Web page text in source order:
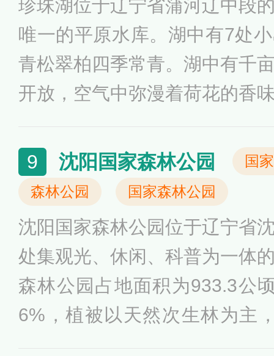
台、4条休闲长廊、3处停车
瓣，湖面上可乘游船，湖边设
珍珠湖位于辽宁省蒲河辽中段
唯一的平原水库。湖中有7处
青松翠柏四季常青。湖中有千
开放，空气中弥漫着荷花的香
假存、文化艺术展等。湿地体
地为主，让游客体验湿地环境
科普的展馆。水上世界让游人
上，并设有水上赛事区。这里
好去处。
9 沈阳国家森林公园
国
森林公园
国家森林公园
沈阳国家森林公园位于辽宁省
处集观光、休闲、科普为一体
森林公园占地面积为933.3公
6%，植被以天然次生林为主